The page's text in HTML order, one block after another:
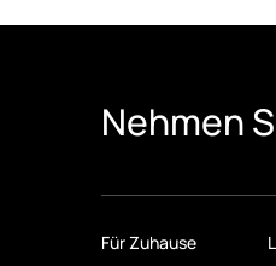
Nehmen
Für Zuhause